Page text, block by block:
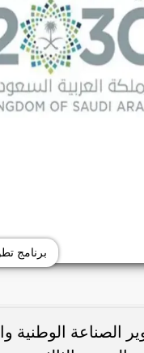
برنامج
الصناعة